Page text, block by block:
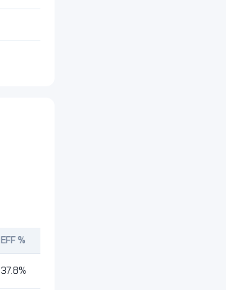
EFF %
37.8%